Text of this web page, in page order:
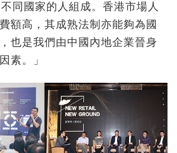
同國家的人組成。香港市場人
額高，其成熟法制亦能夠為國
也是我們由中國內地企業晉身
素。」